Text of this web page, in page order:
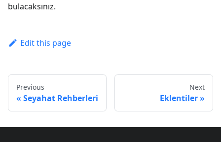
bulacaksınız.
Edit this page
Previous
Seyahat Rehberleri
Next
Eklentiler